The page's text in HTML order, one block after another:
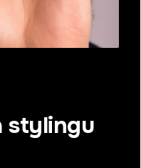
stylingu